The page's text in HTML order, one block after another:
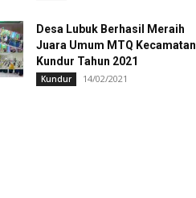
Desa Lubuk Berhasil Meraih
Juara Umum MTQ Kecamatan
Kundur Tahun 2021
Kundur 14/02/2021